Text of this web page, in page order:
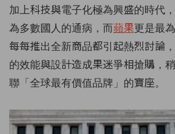
加上科技與電子化極為興盛的時代
為多數國人的通病，而蘋果更是最
每每推出全新商品都引起熱烈討論
的效能與設計造成果迷爭相搶購，
聯「全球最有價值品牌」的寶座。